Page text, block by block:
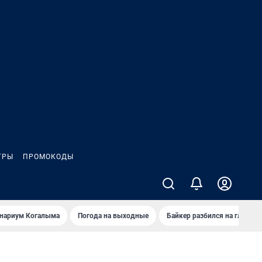
ПРОМОКОДЫ
Когалыма Погода на выходные Байкер разбился на глазах